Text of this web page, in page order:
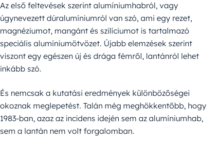
Az első feltevések szerint alumíniumhabról, vagy
úgynevezett dúralumíniumról van szó, ami egy rezet,
magnéziumot, mangánt és szilíciumot is tartalmazó
speciális alumíniumötvözet. Újabb elemzések szerint
viszont egy egészen új és drága fémről, lantánról lehet
inkább szó.
És nemcsak a kutatási eredmények különbözőségei
okoznak meglepetést. Talán még meghökkentőbb, hogy
1983-ban, azaz az incidens idején sem az alumíniumhab,
sem a lantán nem volt forgalomban.